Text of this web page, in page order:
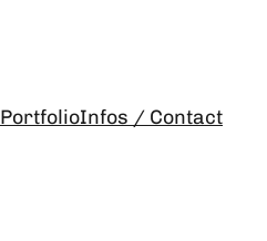
PortfolioInfos / Contact